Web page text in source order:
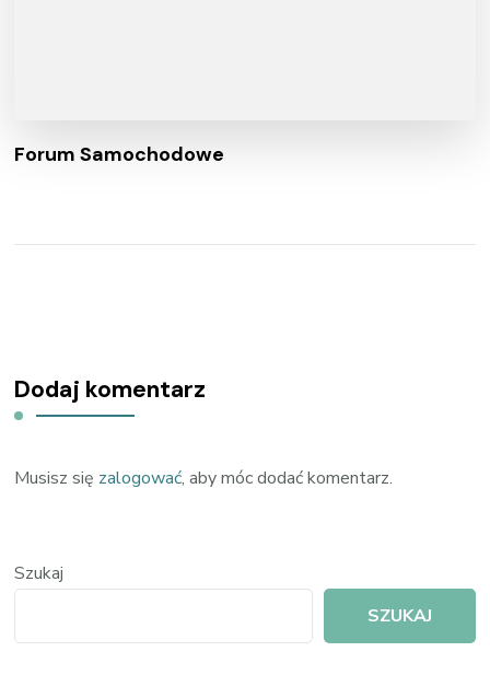
Forum Samochodowe
Dodaj komentarz
Musisz się zalogować, aby móc dodać komentarz.
Szukaj
SZUKAJ